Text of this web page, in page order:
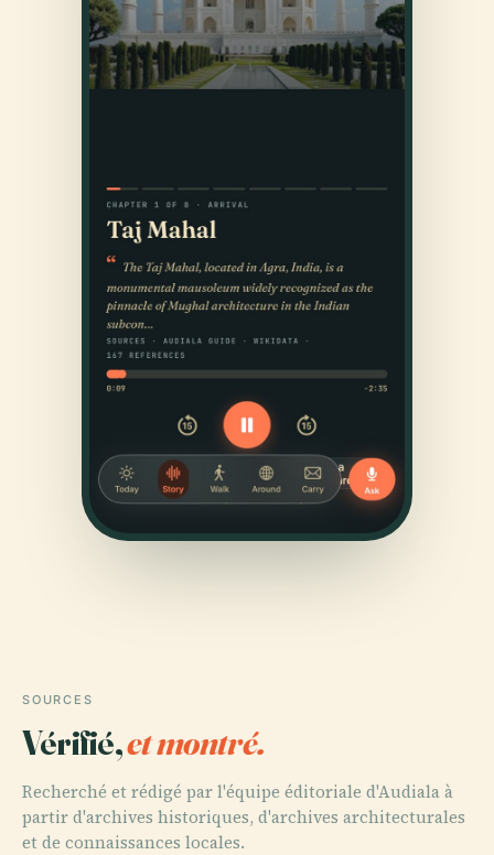
SOURCES
Vérifié,et montré.
Recherché et rédigé par l'équipe éditoriale d'Audiala à
partir d'archives historiques, d'archives architecturales
et de connaissances locales.